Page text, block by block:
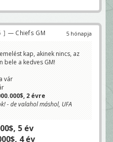
5 hónapja
— Chiefs GM
kap, akinek nincs, az
bele a kedves GM!
vár
2 évre
- de valahol máshol, UFA
5 év
4 év